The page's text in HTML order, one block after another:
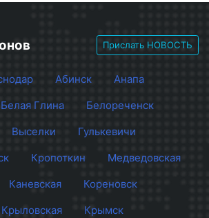
Прислать НОВОСТЬ
Абинск
Анапа
Белая Глина
Белореченск
Выселки
Гулькевичи
Кропоткин
Медведовская
Каневская
Кореновск
Крыловская
Крымск